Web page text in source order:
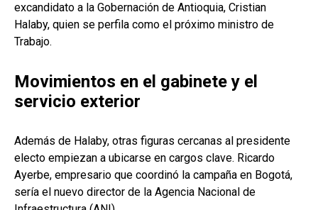
excandidato a la Gobernación de Antioquia, Cristian
Halaby, quien se perfila como el próximo ministro de
Trabajo.
Movimientos en el gabinete y el
servicio exterior
Además de Halaby, otras figuras cercanas al presidente
electo empiezan a ubicarse en cargos clave. Ricardo
Ayerbe, empresario que coordinó la campaña en Bogotá,
sería el nuevo director de la Agencia Nacional de